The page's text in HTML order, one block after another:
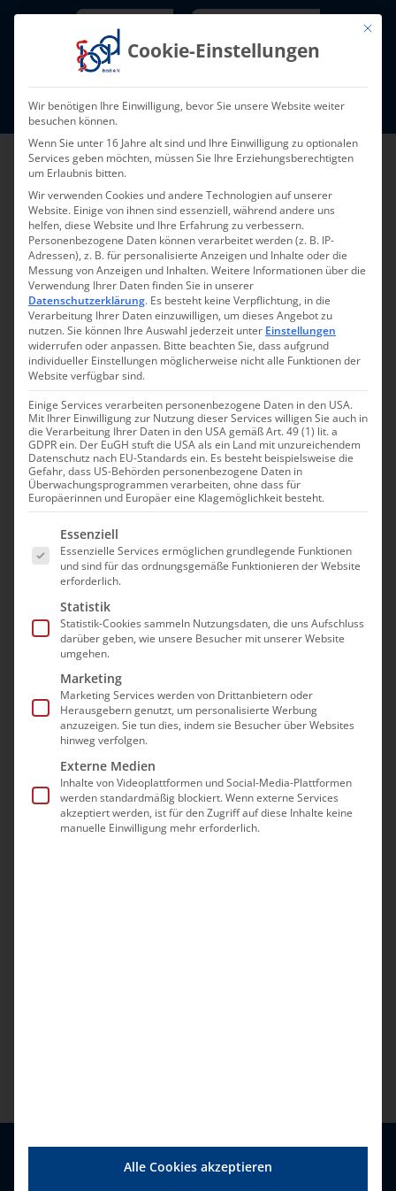
Skip
Fort- und Weiterbildung I Termine
Zurück
Fresh-Up:
Tariftreuepflicht
Veranstaltungen
Such-
und
Anstehend
Datum
auswählen.
Sep. 2026
Mi.
23
16:00-17:00
Fresh-Up: Tariftreuepflicht
54,00€
Nov. 2026
Do.
19
16:00
Fresh-Up: Tariftreuepflicht
54,00€
VorherigeVeranstaltungen
Heute
Nächste
Mit
Cookie-Einstellungen
Wir benötigen Ihre Einwilligung, bevor Sie unsere Website weiter
besuchen können.
Wenn Sie unter 16 Jahre alt sind und Ihre Einwilligung zu optionalen
Services geben möchten, müssen Sie Ihre Erziehungsberechtigten
um Erlaubnis bitten.
Wir verwenden Cookies und andere Technologien auf unserer
Website. Einige von ihnen sind essenziell, während andere uns
helfen, diese Website und Ihre Erfahrung zu verbessern.
Personenbezogene Daten können verarbeitet werden (z. B. IP-
Adressen), z. B. für personalisierte Anzeigen und Inhalte oder die
Messung von Anzeigen und Inhalten.Weitere Informationen über die
Verwendung Ihrer Daten finden Sie in unserer
Datenschutzerklärung. Es besteht keine Verpflichtung, in die
Verarbeitung Ihrer Daten einzuwilligen, um dieses Angebot zu
nutzen.Sie können Ihre Auswahl jederzeit unter Einstellungen
widerrufen oder anpassen. Bitte beachten Sie, dass aufgrund
individueller Einstellungen möglicherweise nicht alle Funktionen der
Website verfügbar sind.
Einige Services verarbeiten personenbezogene Daten in den USA.
Mit Ihrer Einwilligung zur Nutzung dieser Services willigen Sie auch in
die Verarbeitung Ihrer Daten in den USA gemäß Art. 49 (1) lit. a
GDPR ein. Der EuGH stuft die USA als ein Land mit unzureichendem
Datenschutz nach EU-Standards ein. Es besteht beispielsweise die
Gefahr, dass US-Behörden personenbezogene Daten in
Überwachungsprogrammen verarbeiten, ohne dass für
Europäerinnen und Europäer eine Klagemöglichkeit besteht.
Es folgt eine Liste der Service-Gruppen, für die
Essenziell
Essenzielle Services ermöglichen grundlegende Funktionen
und sind für das ordnungsgemäße Funktionieren der Website
erforderlich.
Statistik
Statistik-Cookies sammeln Nutzungsdaten, die uns Aufschluss
darüber geben, wie unsere Besucher mit unserer Website
umgehen.
Marketing
Marketing Services werden von Drittanbietern oder
Herausgebern genutzt, um personalisierte Werbung
anzuzeigen. Sie tun dies, indem sie Besucher über Websites
hinweg verfolgen.
Externe Medien
Inhalte von Videoplattformen und Social-Media-Plattformen
werden standardmäßig blockiert. Wenn externe Services
akzeptiert werden, ist für den Zugriff auf diese Inhalte keine
manuelle Einwilligung mehr erforderlich.
Alle Cookies akzeptieren